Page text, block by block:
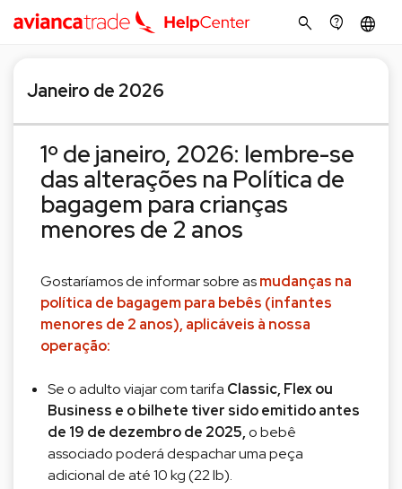
search contact_support language
Janeiro de 2026
1º de janeiro, 2026: lembre-se
das alterações na Política de
bagagem para crianças
menores de 2 anos
Gostaríamos de informar sobre asmudanças na
política de bagagem para bebês (infantes
menores de 2 anos), aplicáveis à nossa
operação:
Se o adulto viajar com tarifa Classic, Flex ou
Business e o bilhete tiver sido emitido antes
de 19 de dezembro de 2025,o bebê
associado poderá despachar uma peça
adicional de até 10 kg (22 lb).